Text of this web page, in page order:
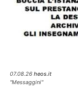
07.08.26 heos.it
"Messaggini"